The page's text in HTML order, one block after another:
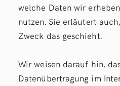
welche Daten wir
nutzen. Sie erläutert
Zweck das geschieht.
Wir weisen darauf hin,
Datenübertragung im